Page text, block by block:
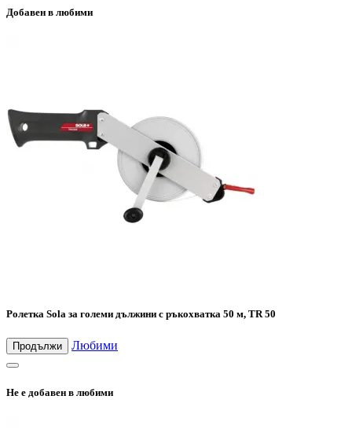
Добавен в любими
Ролетка Sola за големи дължини с ръкохватка 50 м, TR 50
Продължи Любими
Не е добавен в любими